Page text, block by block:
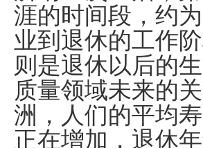
涯的时间段，约为
业到退休的工作
则是退休以后的
质量领域未来的
洲，人们的平均
正在增加，退休